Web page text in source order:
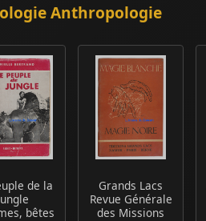
Anthropologie
de la
bêtes
Grands Lacs
Revue Générale
des Missions